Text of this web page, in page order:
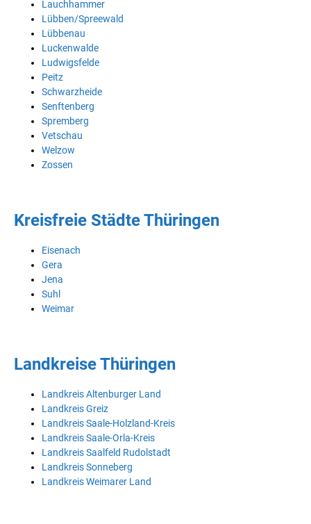
Lauchhammer
Lübben/Spreewald
Lübbenau
Luckenwalde
Ludwigsfelde
Peitz
Schwarzheide
Senftenberg
Spremberg
Vetschau
Welzow
Zossen
Kreisfreie Städte Thüringen
Eisenach
Gera
Jena
Suhl
Weimar
Landkreise Thüringen
Landkreis Altenburger Land
Landkreis Greiz
Landkreis Saale-Holzland-Kreis
Landkreis Saale-Orla-Kreis
Landkreis Saalfeld Rudolstadt
Landkreis Sonneberg
Landkreis Weimarer Land